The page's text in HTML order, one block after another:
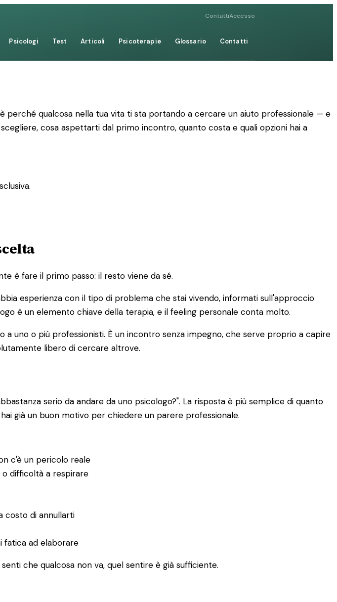
ContattiAccesso
Psicologi Test Articoli Psicoterapie Glossario Contatti
perché qualcosa nella tua vita ti sta portando a cercare un aiuto professionale — e
cosa aspettarti dal primo incontro, quanto costa e quali opzioni hai a
è fare il primo passo: il resto viene da sé.
esperienza con il tipo di problema che stai vivendo, informati sull'approccio
è un elemento chiave della terapia, e il feeling personale conta molto.
uno o più professionisti. È un incontro senza impegno, che serve proprio a capire
libero di cercare altrove.
serio da andare da uno psicologo?". La risposta è più semplice di quanto
già un buon motivo per chiedere un parere professionale.
c'è un pericolo reale
difficoltà a respirare
costo di annullarti
fatica ad elaborare
che qualcosa non va, quel sentire è già sufficiente.